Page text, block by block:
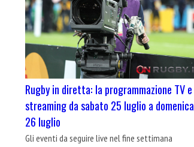
Rugby in diretta: la programmazione TV e
streaming da sabato 25 luglio a domenica
26 luglio
Gli eventi da seguire live nel fine settimana